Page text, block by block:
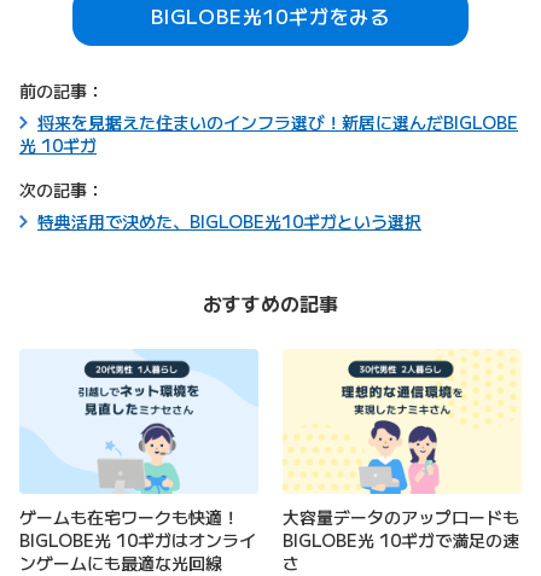
BIGLOBE光10ギガをみる
前の記事：
将来を見据えた住まいのインフラ選び！新居に選んだBIGLOBE
光 10ギガ
次の記事：
特典活用で決めた、BIGLOBE光10ギガという選択
おすすめの記事
ゲームも在宅ワークも快適！
BIGLOBE光 10ギガはオンライ
ンゲームにも最適な光回線
大容量データのアップロードも
BIGLOBE光 10ギガで満足の速
さ